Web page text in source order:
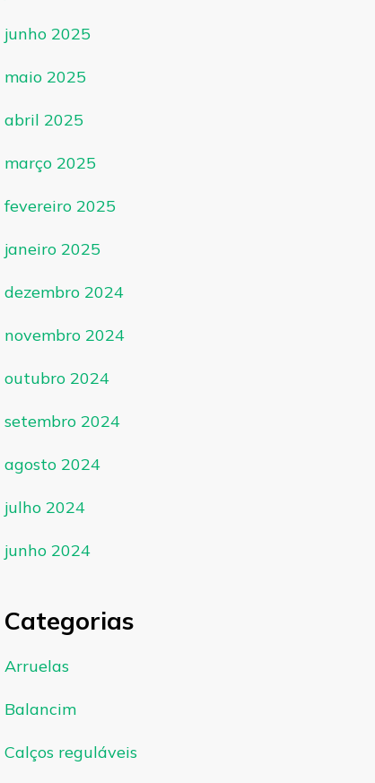
junho 2025
maio 2025
abril 2025
março 2025
fevereiro 2025
janeiro 2025
dezembro 2024
novembro 2024
outubro 2024
setembro 2024
agosto 2024
julho 2024
junho 2024
Categorias
Arruelas
Balancim
Calços reguláveis